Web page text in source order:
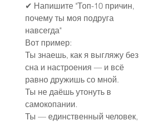
✔ Напишите "Топ-10 причин,
почему ты моя подруга
навсегда"
Вот пример:
Ты знаешь, как я выгляжу без
сна и настроения — и всё
равно дружишь со мной.
Ты не даёшь утонуть в
самокопании.
Ты — единственный человек,